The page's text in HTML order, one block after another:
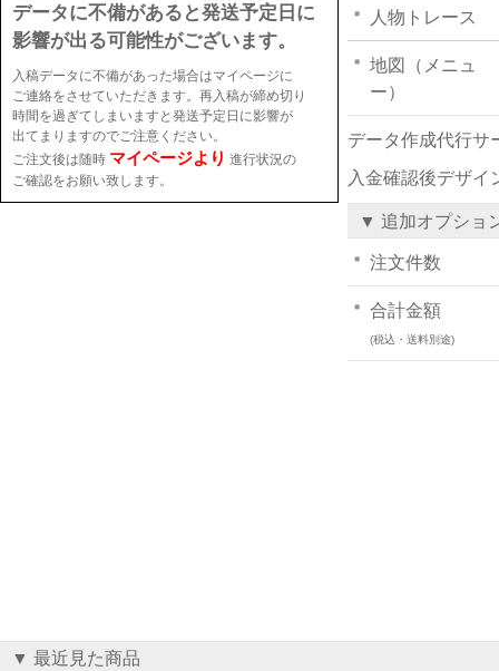
データに不備があると発送予定日に
影響が出る可能性がございます。
入稿データに不備があった場合はマイページに
ご連絡をさせていただきます。再入稿が締め切り
時間を過ぎてしまいますと発送予定日に影響が
出てまりますのでご注意ください。
ご注文後は随時 マイページより 進行状況の
ご確認をお願い致します。
人物トレース
地図（メニュ
ー）
データ作成代行サ
入金確認後デザイ
▼ 追加オプショ
注文件数
合計金額
(税込・送料別途)
▼ 最近見た商品